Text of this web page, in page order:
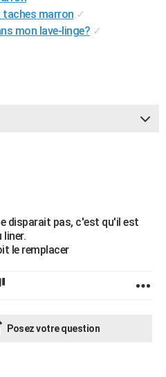
taches marron ✓
mon lave-linge? ✓
disparait pas, c'est qu'il est
liner.
le remplacer
Posez votre question